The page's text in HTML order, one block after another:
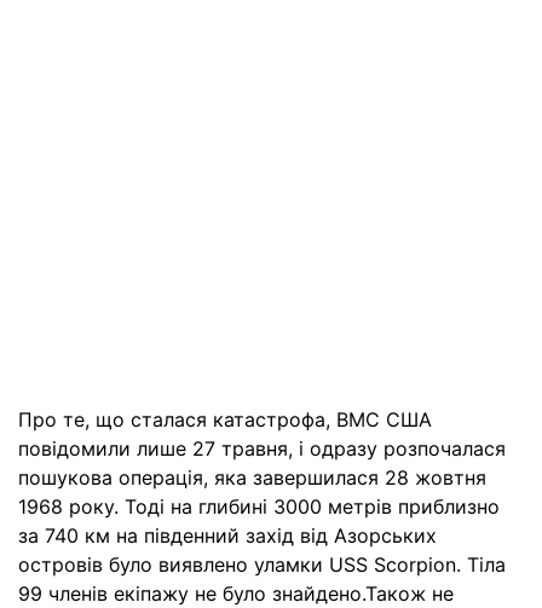
Про те, що сталася катастрофа, ВМС США
повідомили лише 27 травня, і одразу розпочалася
пошукова операція, яка завершилася 28 жовтня
1968 року. Тоді на глибині 3000 метрів приблизно
за 740 км на південний захід від Азорських
островів було виявлено уламки USS Scorpion. Тіла
99 членів екіпажу не було знайдено.Також не